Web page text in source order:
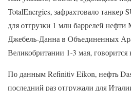
TotalEnergies, зафрахтовало танкер
для отгрузки 1 млн баррелей нефти
Джебель-Данна в Объединенных
Великобритании 1-3 мая, говорится
По данным Refinitiv Eikon, нефть
последний раз отгружали для